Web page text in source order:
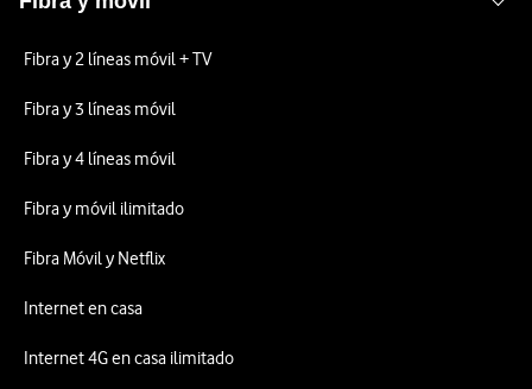
Fibra y 2 líneas móvil + TV
Fibra y 3 líneas móvil
Fibra y 4 líneas móvil
Fibra y móvil ilimitado
Fibra Móvil y Netflix
Internet en casa
Internet 4G en casa ilimitado